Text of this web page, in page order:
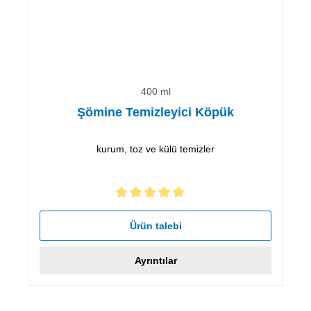
400 ml
Şömine Temizleyici Köpük
kurum, toz ve külü temizler
5 yıldız üzerinden 5 ortalama puanı
Ürün talebi
Ayrıntılar